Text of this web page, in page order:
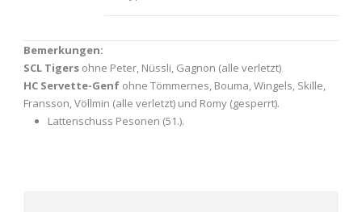
Bemerkungen:
SCL Tigers ohne Peter, Nüssli, Gagnon (alle verletzt)
HC Servette-Genf ohne Tömmernes, Bouma, Wingels, Skille,
Fransson, Völlmin (alle verletzt) und Romy (gesperrt).
Lattenschuss Pesonen (51.).